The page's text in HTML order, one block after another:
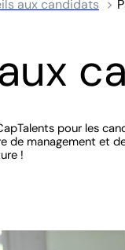
aux candidats
pour les
de management et
!